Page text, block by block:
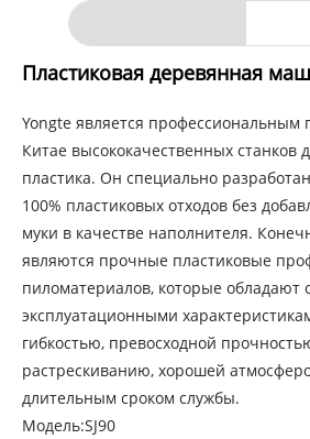
Пластиковая деревянная
Yongte является профессиональным
Китае высококачественных станков
пластика. Он специально
100% пластиковых отходов без
муки в качестве наполнителя.
являются прочные пластиковые
пиломатериалов, которые обладают
эксплуатационными
гибкостью, превосходной
растрескиванию, хорошей
длительным сроком службы.
Модель:SJ90